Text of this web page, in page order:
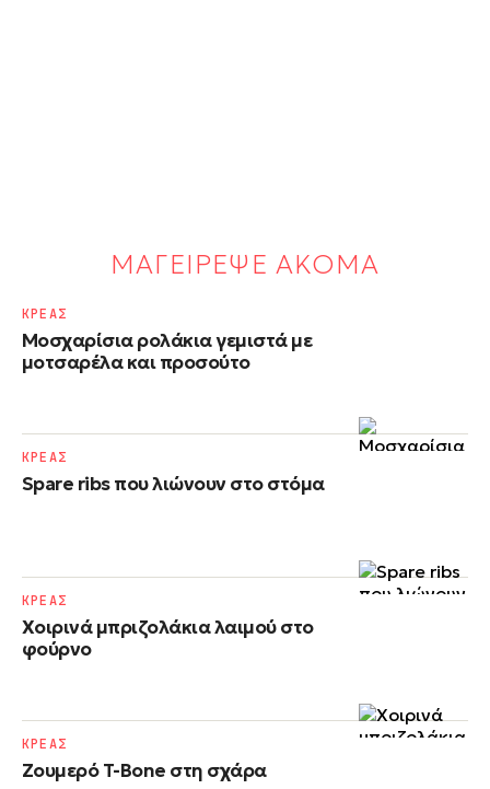
ΜΑΓΕΙΡΕΨΕ ΑΚΟΜΑ
Μοσχαρίσια ρολάκια γεμιστά με
μοτσαρέλα και προσούτο
ΚΡΕΑΣ
Spare ribs που λιώνουν στο στόμα
ΚΡΕΑΣ
Χοιρινά μπριζολάκια λαιμού στο
φούρνο
ΚΡΕΑΣ
Ζουμερό T-Bone στη σχάρα
ΚΡΕΑΣ